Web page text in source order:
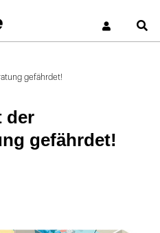
gefährdet!
der
gefährdet!